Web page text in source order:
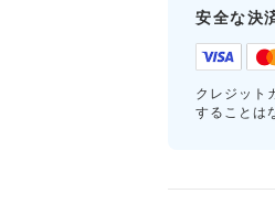
安全な決
クレジット
することは